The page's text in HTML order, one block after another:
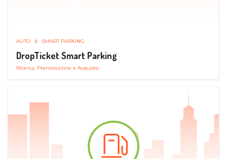
AUTO SMART PARKING
DropTicket Smart Parking
Ricerca, Prenotazione e Acquisto